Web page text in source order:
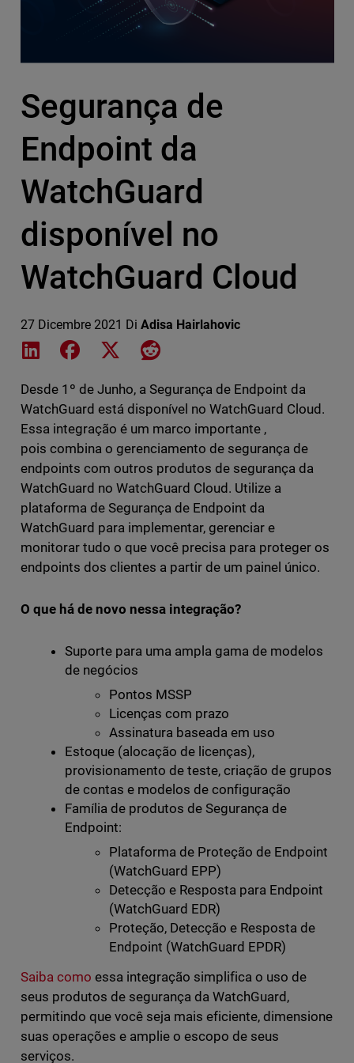
Segurança de
Endpoint da
WatchGuard
disponível no
WatchGuard Cloud
27 Dicembre 2021 Di Adisa Hairlahovic
Share on LinkedIn
Share on Facebook
Share on XShare on Reddit
Desde 1º de Junho, a Segurança de Endpoint da
WatchGuard está disponível no WatchGuard Cloud.
Essa integração é um marco importante ,
pois combina o gerenciamento de segurança de
endpoints com outros produtos de segurança da
WatchGuard no WatchGuard Cloud. Utilize a
plataforma de Segurança de Endpoint da
WatchGuard para implementar, gerenciar e
monitorar tudo o que você precisa para proteger os
endpoints dos clientes a partir de um painel único.
O que há de novo nessa integração?
Suporte para uma ampla gama de modelos
de negócios
Pontos MSSP
Licenças com prazo
Assinatura baseada em uso
Estoque (alocação de licenças),
provisionamento de teste, criação de grupos
de contas e modelos de configuração
Família de produtos de Segurança de
Endpoint:
Plataforma de Proteção de Endpoint
(WatchGuard EPP)
Detecção e Resposta para Endpoint
(WatchGuard EDR)
Proteção, Detecção e Resposta de
Endpoint (WatchGuard EPDR)
Saiba como essa integração simplifica o uso de
seus produtos de segurança da WatchGuard,
permitindo que você seja mais eficiente, dimensione
suas operações e amplie o escopo de seus
serviços.